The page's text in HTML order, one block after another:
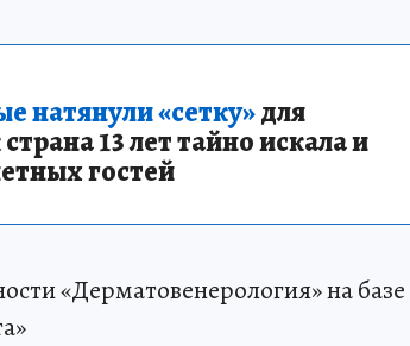
натянули «сетку»для
13 лет тайно искала и
гостей
«Дерматовенерология» на базе